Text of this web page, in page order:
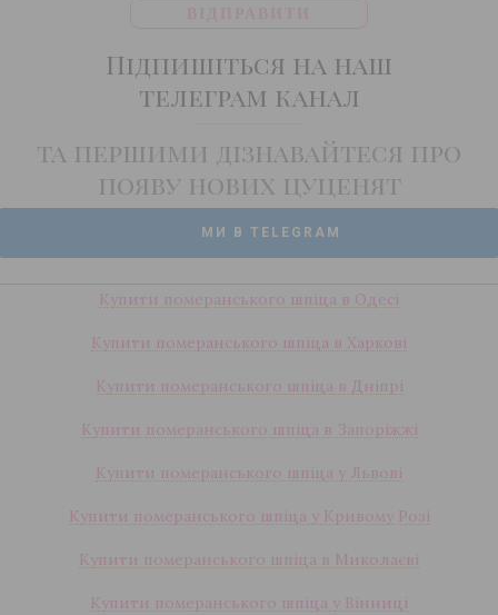
Підпишіться на наш
телеграм канал
та першими дізнавайтеся про
появу нових цуценят
МИ В TELEGRAM
Купити померанського шпіца в Одесі
Купити померанського шпіца в Харкові
Купити померанського шпіца в Дніпрі
Купити померанського шпіца в Запоріжжі
Купити померанського шпіца у Львові
Купити померанського шпіца у Кривому Розі
Купити померанського шпіца в Миколаєві
Купити померанського шпіца у Вінниці